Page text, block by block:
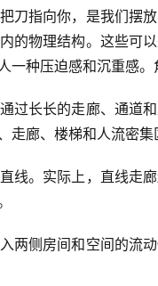
刀指向你，是我们摆
的物理结构。这些可
种压迫感和沉重感。
过长长的走廊、通道
走廊、楼梯和人流密
线。实际上，直线走
两侧房间和空间的流